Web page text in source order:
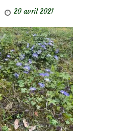
20 avril 2021